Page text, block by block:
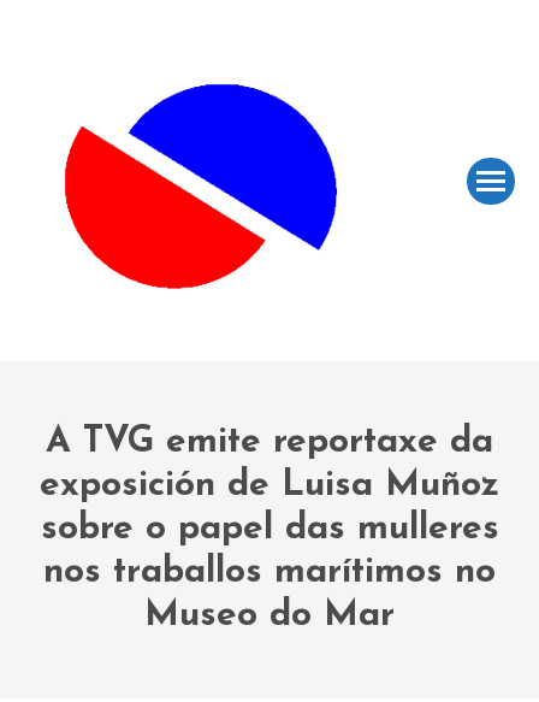
A TVG emite reportaxe da
exposición de Luisa Muñoz
sobre o papel das mulleres
nos traballos marítimos no
Museo do Mar